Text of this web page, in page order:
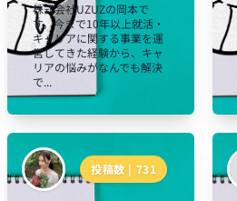
株式会社UZUZの岡本で
す。今まで10年以上就活・
キャリアに関する事業を運
営してきた経験から、キャ
リアの悩みがなんでも解決
で...
投稿数 | 731